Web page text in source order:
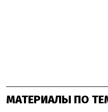
МАТЕРИАЛЫ ПО